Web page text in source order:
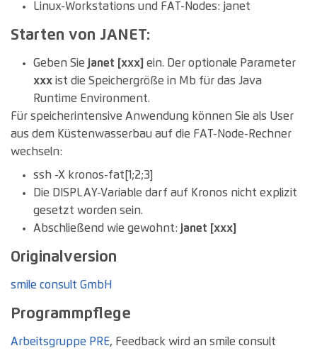
Linux-Workstations und FAT-Nodes: janet
Starten von JANET:
Geben Sie janet [xxx] ein. Der optionale Parameter
xxx ist die Speichergröße in Mb für das Java
Runtime Environment.
Für speicherintensive Anwendung können Sie als User
aus dem Küstenwasserbau auf die FAT-Node-Rechner
wechseln:
ssh -X kronos-fat[1;2;3]
Die DISPLAY-Variable darf auf Kronos nicht explizit
gesetzt worden sein.
Abschließend wie gewohnt: janet [xxx]
Originalversion
smile consult GmbH
Programmpflege
Arbeitsgruppe PRE, Feedback wird an smile consult